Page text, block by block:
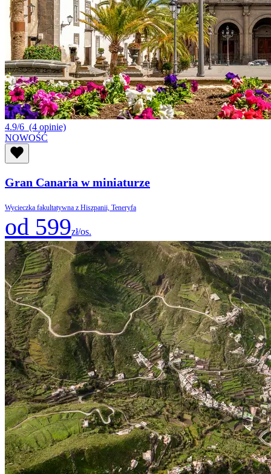
4.9/6 (4 opinie)
NOWOŚĆ
Gran Canaria w miniaturze
Wycieczka fakultatywna z Hiszpanii, Teneryfa
od 599zł/os.